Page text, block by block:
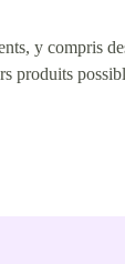
y compris
produits